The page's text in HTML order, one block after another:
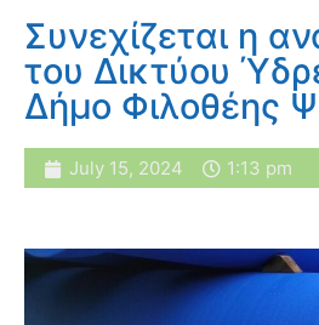
Συνεχίζεται η
του Δικτύου
Δήμο Φιλοθέης
July 15, 2024 1:13 pm